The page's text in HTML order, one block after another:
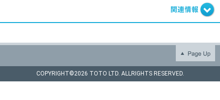
COPYRIGHT©2026 TOTO LTD. ALLRIGHTS RESERVED.